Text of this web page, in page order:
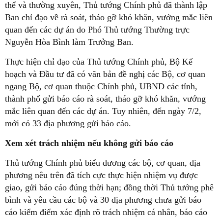
thể và thường xuyên, Thủ tướng Chính phủ đã thành lập
Ban chỉ đạo về rà soát, tháo gỡ khó khăn, vướng mắc liên
quan đến các dự án do Phó Thủ tướng Thường trực
Nguyễn Hòa Bình làm Trưởng Ban.
Thực hiện chỉ đạo của Thủ tướng Chính phủ, Bộ Kế
hoạch và Đầu tư đã có văn bản đề nghị các Bộ, cơ quan
ngang Bộ, cơ quan thuộc Chính phủ, UBND các tỉnh,
thành phố gửi báo cáo rà soát, tháo gỡ khó khăn, vướng
mắc liên quan đến các dự án. Tuy nhiên, đến ngày 7/2,
mới có 33 địa phương gửi báo cáo.
Xem xét trách nhiệm nếu không gửi báo cáo
Thủ tướng Chính phủ biểu dương các bộ, cơ quan, địa
phương nêu trên đã tích cực thực hiện nhiệm vụ được
giao, gửi báo cáo đúng thời hạn; đồng thời Thủ tướng phê
bình và yêu cầu các bộ và 30 địa phương chưa gửi báo
cáo kiểm điểm xác định rõ trách nhiệm cá nhân, báo cáo